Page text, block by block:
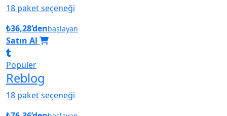
18 paket seçeneği
₺36,28’denbaşlayan
Satın Al
Popüler
Reblog
18 paket seçeneği